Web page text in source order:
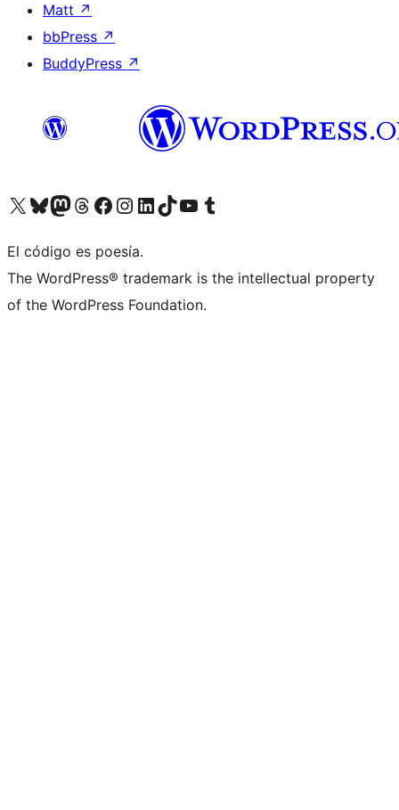
Matt ↗
bbPress ↗
BuddyPress ↗
Visit our X (formerly Twitter) account
Visit our Bluesky account
Visit our Mastodon account
Visit our Threads account
Visita nuestra página de Facebook
Visita nuestra cuenta de Instagram
Visita nuestra cuenta de LinkedIn
Visit our TikTok account
Visita nuestro canal de YouTube
Visit our Tumblr account
El código es poesía.
The WordPress® trademark is the intellectual property
of the WordPress Foundation.